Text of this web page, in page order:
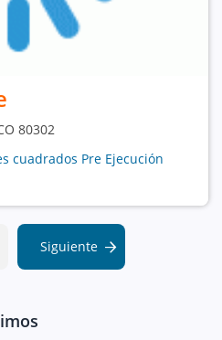
80302
cuadrados Pre Ejecución
Siguiente